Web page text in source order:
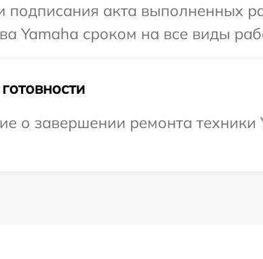
подписания акта выполненных
Yamaha сроком на все виды
о завершении ремонта техники